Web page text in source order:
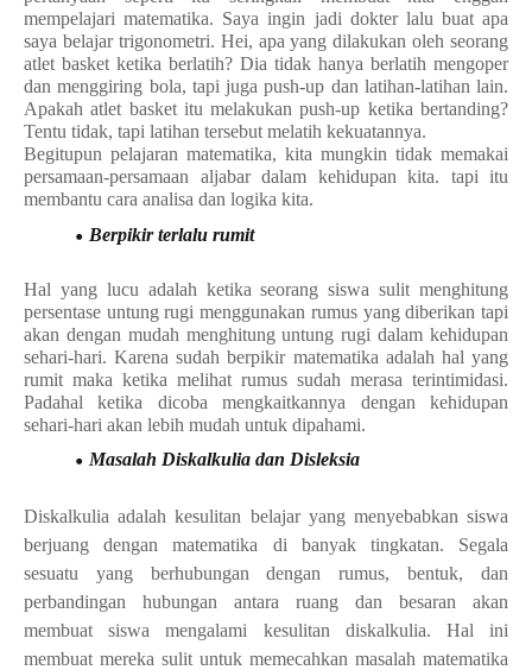
mempelajari matematika. Saya ingin jadi dokter lalu buat apa
saya belajar trigonometri. Hei, apa yang dilakukan oleh seorang
atlet basket ketika berlatih? Dia tidak hanya berlatih mengoper
dan menggiring bola, tapi juga push-up dan latihan-latihan lain.
Apakah atlet basket itu melakukan push-up ketika bertanding?
Tentu tidak, tapi latihan tersebut melatih kekuatannya.
Begitupun pelajaran matematika, kita mungkin tidak memakai
persamaan-persamaan aljabar dalam kehidupan kita. tapi itu
membantu cara analisa dan logika kita.
Berpikir terlalu rumit
Hal yang lucu adalah ketika seorang siswa sulit menghitung
persentase untung rugi menggunakan rumus yang diberikan tapi
akan dengan mudah menghitung untung rugi dalam kehidupan
sehari-hari. Karena sudah berpikir matematika adalah hal yang
rumit maka ketika melihat rumus sudah merasa terintimidasi.
Padahal ketika dicoba mengkaitkannya dengan kehidupan
sehari-hari akan lebih mudah untuk dipahami.
Masalah Diskalkulia dan Disleksia
Diskalkulia adalah kesulitan belajar yang menyebabkan siswa
berjuang dengan matematika di banyak tingkatan. Segala
sesuatu yang berhubungan dengan rumus, bentuk, dan
perbandingan hubungan antara ruang dan besaran akan
membuat siswa mengalami kesulitan diskalkulia. Hal ini
membuat mereka sulit untuk memecahkan masalah matematika